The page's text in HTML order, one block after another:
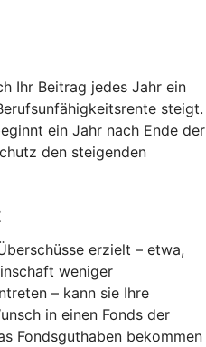
Ihr Beitrag jedes Jahr ein
steigt.
ein Jahr nach Ende der
den steigenden
erzielt – etwa,
weniger
– kann sie Ihre
in einen Fonds der
Fondsguthaben bekommen